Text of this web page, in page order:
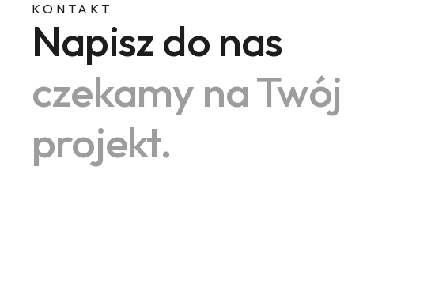
KONTAKT
Napisz do nas
czekamy na Twój
projekt.